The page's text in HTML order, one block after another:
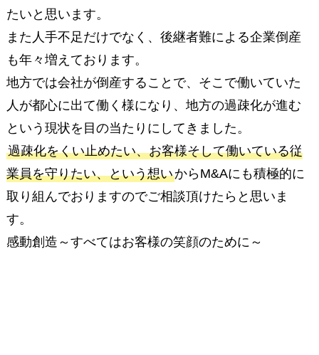
たいと思います。
また人手不足だけでなく、後継者難による企業倒産
も年々増えております。
地方では会社が倒産することで、そこで働いていた
人が都心に出て働く様になり、地方の過疎化が進む
という現状を目の当たりにしてきました。
過疎化をくい止めたい、お客様そして働いている従
業員を守りたい、という想いからM&Aにも積極的に
取り組んでおりますのでご相談頂けたらと思いま
す。
感動創造～すべてはお客様の笑顔のために ～